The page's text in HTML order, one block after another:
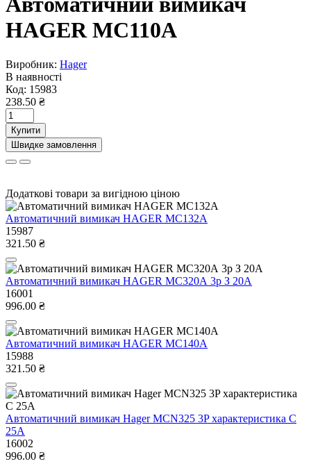
HAGER MC110A
Виробник: Hager
В наявності
Код: 15983
238.50 ₴
Купити
Швидке замовлення
Додаткові товари за вигідною ціною
Автоматичний вимикач HAGER MC132A
15987
321.50 ₴
Автоматичний вимикач HAGER МС320А 3р З 20А
16001
996.00 ₴
Автоматичний вимикач HAGER MC140A
15988
321.50 ₴
Автоматичний вимикач Hager MCN325 3P характеристика C
25A
16002
996.00 ₴